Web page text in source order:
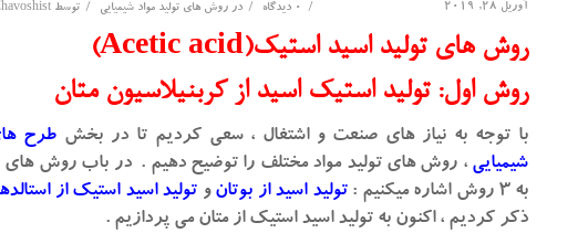
آوریل 28, 2019 / 0 دیدگاه / درروش های تولید مواد شیمیایی / توسط
روش های تولید اسید استیک(Acetic acid)
روش اول: تولید استیک اسید از کربنیلاسیون متان
با توجه به نیاز های صنعت و اشتغال ، سعی کردیم تا در بخشطرح
شیمیایی ، روش های تولید مواد مختلف را توضیح دهیم . در باب روش های
به ۳ روش اشاره میکنیم :
تولید اسید از بوتان و تولید اسید استیک از
ذکر کردیم ، اکنون به تولید اسید استیک از متان می پردازیم .